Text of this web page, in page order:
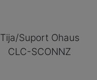
Tija/Suport Ohaus
CLC-SCONNZ